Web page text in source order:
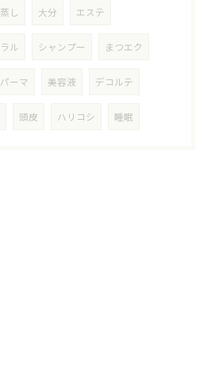
し 大分 エステ
ル シャンプー まつエク
ーマ 美容液 デコルテ
頭皮 ハリコシ 睡眠